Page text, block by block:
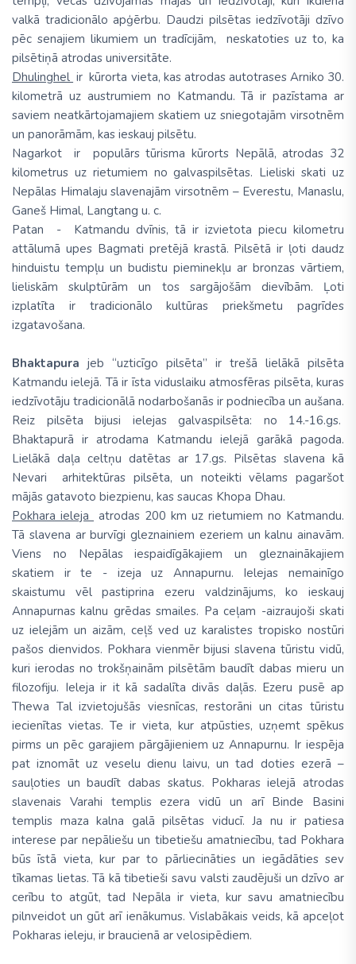
valkā tradicionālo apģērbu. Daudzi pilsētas iedzīvotāji dzīvo
pēc senajiem likumiem un tradīcijām, neskatoties uz to, ka
pilsētiņā atrodas universitāte.
Dhulinghel ir kūrorta vieta, kas atrodas autotrases Arniko 30.
kilometrā uz austrumiem no Katmandu. Tā ir pazīstama ar
saviem neatkārtojamajiem skatiem uz sniegotajām virsotnēm
un panorāmām, kas ieskauj pilsētu.
Nagarkot ir populārs tūrisma kūrorts Nepālā, atrodas 32
kilometrus uz rietumiem no galvaspilsētas. Lieliski skati uz
Nepālas Himalaju slavenajām virsotnēm – Everestu, Manaslu,
Ganeš Himal, Langtang u. c.
Patan - Katmandu dvīnis, tā ir izvietota piecu kilometru
attālumā upes Bagmati pretējā krastā. Pilsētā ir ļoti daudz
hinduistu tempļu un budistu pieminekļu ar bronzas vārtiem,
lieliskām skulptūrām un tos sargājošām dievībām. Ļoti
izplatīta ir tradicionālo kultūras priekšmetu pagrīdes
izgatavošana.
Bhaktapura jeb “uzticīgo pilsēta” ir trešā lielākā pilsēta
Katmandu ielejā. Tā ir īsta viduslaiku atmosfēras pilsēta, kuras
iedzīvotāju tradicionālā nodarbošanās ir podniecība un aušana.
Reiz pilsēta bijusi ielejas galvaspilsēta: no 14.-16.gs.
Bhaktapurā ir atrodama Katmandu ielejā garākā pagoda.
Lielākā daļa celtņu datētas ar 17.gs. Pilsētas slavena kā
Nevari arhitektūras pilsēta, un noteikti vēlams pagaršot
mājās gatavoto biezpienu, kas saucas Khopa Dhau.
Pokhara ieleja
atrodas 200 km uz rietumiem no Katmandu.
Tā slavena ar burvīgi gleznainiem ezeriem un kalnu ainavām.
Viens no Nepālas iespaidīgākajiem un gleznainākajiem
skatiem ir te - izeja uz Annapurnu. Ielejas nemainīgo
skaistumu vēl pastiprina ezeru valdzinājums, ko ieskauj
Annapurnas kalnu grēdas smailes. Pa ceļam -aizraujoši skati
uz ielejām un aizām, ceļš ved uz karalistes tropisko nostūri
pašos dienvidos. Pokhara vienmēr bijusi slavena tūristu vidū,
kuri ierodas no trokšņainām pilsētām baudīt dabas mieru un
filozofiju. Ieleja ir it kā sadalīta divās daļās. Ezeru pusē ap
Thewa Tal izvietojušās viesnīcas, restorāni un citas tūristu
iecienītas vietas. Te ir vieta, kur atpūsties, uzņemt spēkus
pirms un pēc garajiem pārgājieniem uz Annapurnu. Ir iespēja
pat iznomāt uz veselu dienu laivu, un tad doties ezerā –
sauļoties un baudīt dabas skatus. Pokharas ielejā atrodas
slavenais Varahi templis ezera vidū un arī Binde Basini
templis maza kalna galā pilsētas viducī. Ja nu ir patiesa
interese par nepāliešu un tibetiešu amatniecību, tad Pokhara
būs īstā vieta, kur par to pārliecināties un iegādāties sev
tīkamas lietas. Tā kā tibetieši savu valsti zaudējuši un dzīvo ar
cerību to atgūt, tad Nepāla ir vieta, kur savu amatniecību
pilnveidot un gūt arī ienākumus. Vislabākais veids, kā apceļot
Pokharas ieleju, ir braucienā ar velosipēdiem.